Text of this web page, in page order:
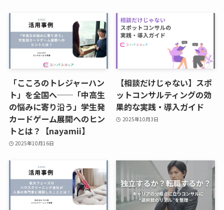
「こころのトレジャーハン
ト」を全国へ──「中高生
の悩みに寄り沿う」学生発
カードゲーム展開へのヒン
トとは？【nayamii】
2025年10月16日
【相談だけじゃない】スポ
ットコンサルティングの効
果的な実践・導入ガイド
2025年10月3日